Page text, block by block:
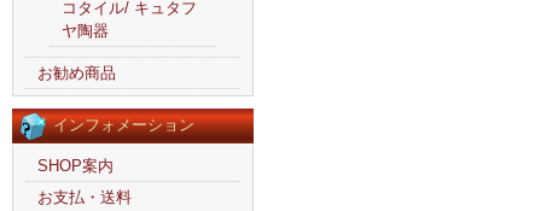
コタイル/ キュタフ
ヤ陶器
お勧め商品
インフォメーション
SHOP案内
お支払・送料